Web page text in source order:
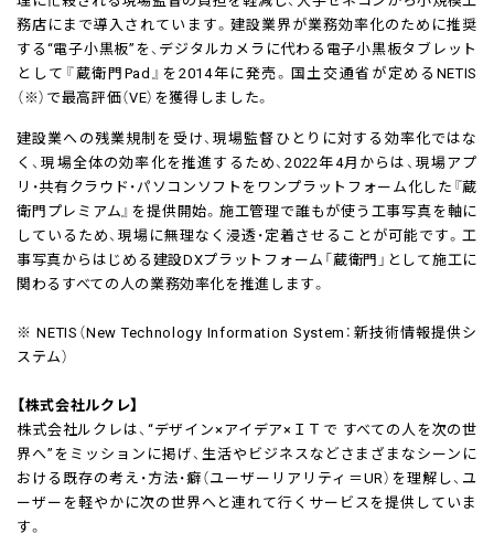
務店にまで導入されています。建設業界が業務効率化のために推奨
する“電子小黒板”を、デジタルカメラに代わる電子小黒板タブレット
として『蔵衛門Pad』を2014年に発売。国土交通省が定めるNETIS
（※）で最高評価（VE）を獲得しました。
建設業への残業規制を受け、現場監督ひとりに対する効率化ではな
く、現場全体の効率化を推進するため、2022年4月からは、現場アプ
リ・共有クラウド・パソコンソフトをワンプラットフォーム化した『蔵
衛門プレミアム』を提供開始。施工管理で誰もが使う工事写真を軸に
しているため、現場に無理なく浸透・定着させることが可能です。工
事写真からはじめる建設DXプラットフォーム「蔵衛門」として施工に
関わるすべての人の業務効率化を推進します。
※ NETIS（New Technology Information System：新技術情報提供シ
ステム）
【株式会社ルクレ】
株式会社ルクレは、“デザイン×アイデア×ＩＴで すべての人を次の世
界へ”をミッションに掲げ、生活やビジネスなどさまざまなシーンに
おける既存の考え・方法・癖（ユーザーリアリティ＝UR）を理解し、ユ
ーザーを軽やかに次の世界へと連れて行くサービスを提供していま
す。